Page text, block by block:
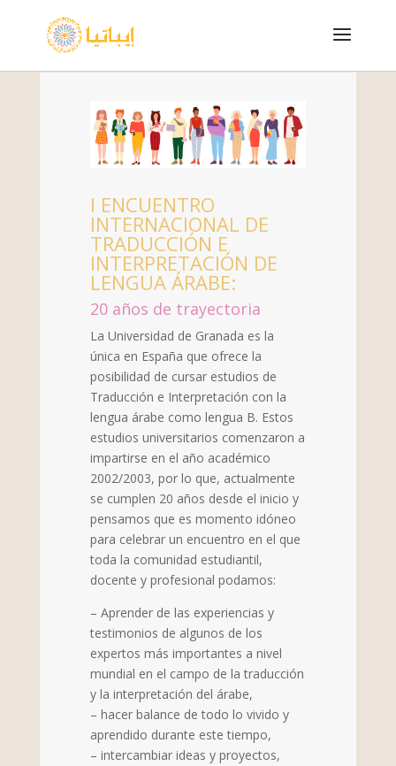
I ENCUENTRO
INTERNACIONAL DE
TRADUCCIÓN E
INTERPRETACIÓN DE
LENGUA ÁRABE:
20 años de trayectoria
La Universidad de Granada es la
única en España que ofrece la
posibilidad de cursar estudios de
Traducción e Interpretación con la
lengua árabe como lengua B. Estos
estudios universitarios comenzaron a
impartirse en el año académico
2002/2003, por lo que, actualmente
se cumplen 20 años desde el inicio y
pensamos que es momento idóneo
para celebrar un encuentro en el que
toda la comunidad estudiantil,
docente y profesional podamos:
– Aprender de las experiencias y
testimonios de algunos de los
expertos más importantes a nivel
mundial en el campo de la traducción
y la interpretación del árabe,
– hacer balance de todo lo vivido y
aprendido durante este tiempo,
– intercambiar ideas y proyectos,